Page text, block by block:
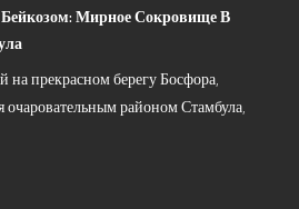
Мирное Сокровище В
прекрасном берегу Босфора,
очаровательным районом Стамбула,